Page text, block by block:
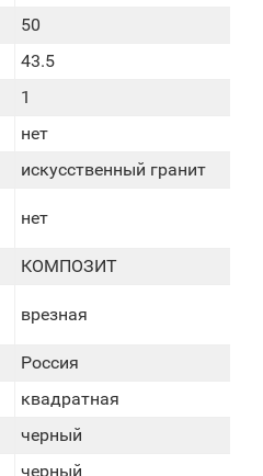
50
43.5
1
нет
искусственный гранит
нет
КОМПОЗИТ
врезная
Россия
квадратная
черный
черный